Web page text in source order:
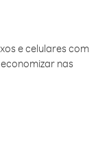
e celulares com
nas